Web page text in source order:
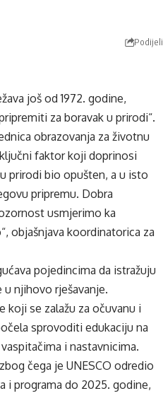
Podijeli
još od 1972. godine,
za boravak u prirodi“.
obrazovanja za životnu
faktor koji doprinosi
prirodi bio opušten, a u isto
pripremu. Dobra
usmjerimo ka
objašnjava koordinatorica za
pojedincima da istražuju
njihovo rješavanje.
koji se zalažu za očuvanu i
sprovoditi edukaciju na
i nastavnicima.
čega je UNESCO odredio
i programa do 2025. godine,